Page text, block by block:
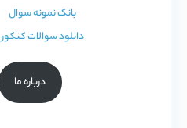
بانک نمونه سوال
دانلود سوالات کنکور
درباره ما